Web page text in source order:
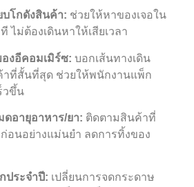
บโกดังสินค้า: ช่วยให้หาของเจอใน
ไม่ต้องเดินหาให้เสียเวลา
งอีคอมเมิร์ซ: บอกเส้นทางเดิน
าที่สั้นที่สุด ช่วยให้พนักงานแพ็ก
วขึ้น
อายุอาหาร/ยา: ติดตามสินค้าที่
อนอย่างแม่นยำ ลดการทิ้งของ
ประจำปี: เปลี่ยนการจดกระดาษ